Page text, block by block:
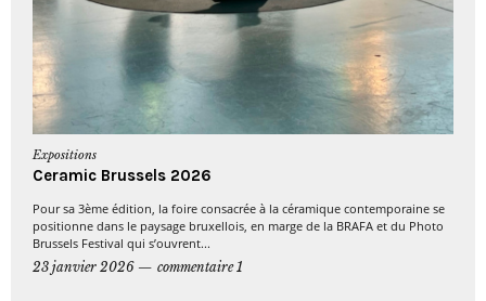
Expositions
Ceramic Brussels 2026
Pour sa 3ème édition, la foire consacrée à la céramique contemporaine se
positionne dans le paysage bruxellois, en marge de la BRAFA et du Photo
Brussels Festival qui s’ouvrent...
23 janvier 2026
commentaire 1